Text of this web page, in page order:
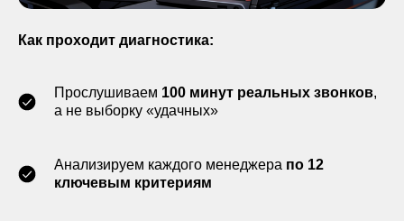
Как проходит диагностика:
Прослушиваем 100 минут реальных звонков,
а не выборку «удачных»
Анализируем каждого менеджера по 12
ключевым критериям